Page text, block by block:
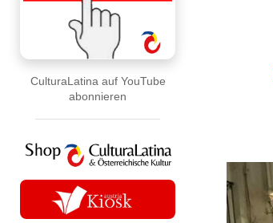
CulturaLatina auf YouTube
abonnieren